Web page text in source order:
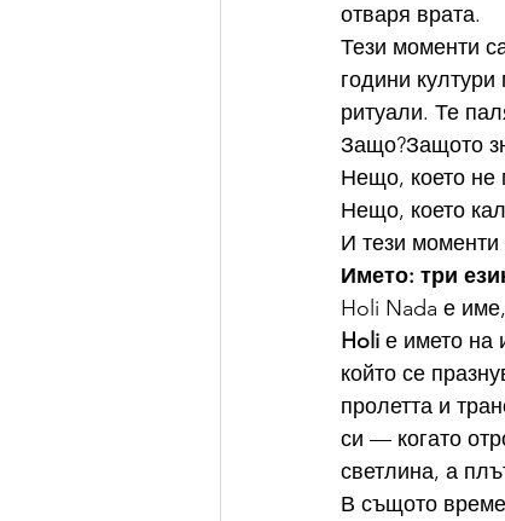
отваря врата.
Тези моменти
години
ритуали. Те
Защо?Защото
Нещо, което не
Нещо, което
И тези
Името: три
Holi Nada е
Holi е името на
който се
пролетта и
си — когато
светлина, а
В същото време